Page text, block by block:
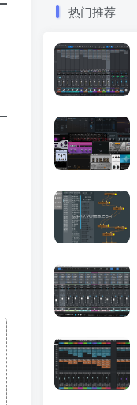
热门推荐